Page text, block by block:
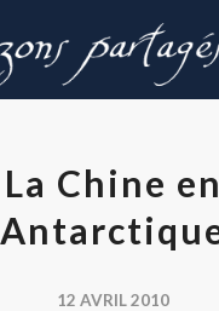
La Chine en
12 AVRIL 2010